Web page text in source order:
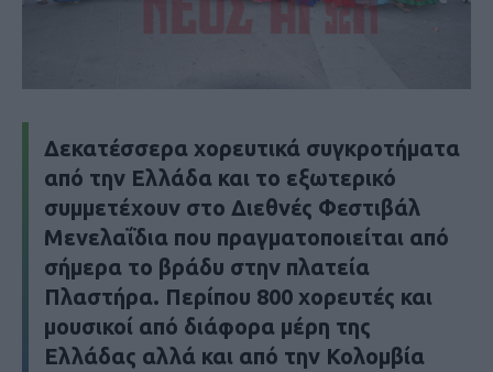
Δεκατέσσερα χορευτικά συγκροτήματα
από την Ελλάδα και το εξωτερικό
συμμετέχουν στο Διεθνές Φεστιβάλ
Μενελαΐδια που πραγματοποιείται από
σήμερα το βράδυ στην πλατεία
Πλαστήρα. Περίπου 800 χορευτές και
μουσικοί από διάφορα μέρη της
Ελλάδας αλλά και από την Κολομβία